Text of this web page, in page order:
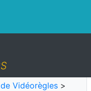
Vidéorègles >